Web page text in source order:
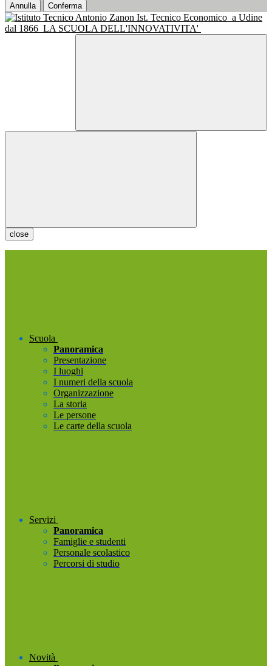
Annulla Conferma
Ist. Tecnico Economico a Udine
dal 1866 LA SCUOLA DELL'INNOVATIVITA'
close
Scuola
Panoramica
Presentazione
I luoghi
I numeri della scuola
Organizzazione
La storia
Le persone
Le carte della scuola
Servizi
Panoramica
Famiglie e studenti
Personale scolastico
Percorsi di studio
Novità